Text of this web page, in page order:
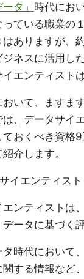
タ」 時代にお
っている職業の
はありますが、
ジネスに活用し
エンティスト
おいて、ますま
、データサイ
ておくべき資格
介します。
イエンティス
エンティストは
ータに基づく
タ時代において
関する情報など